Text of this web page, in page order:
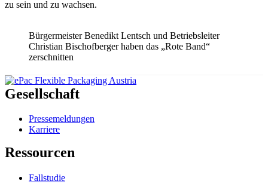
zu sein und zu wachsen.
Bürgermeister Benedikt Lentsch und Betriebsleiter
Christian Bischofberger haben das „Rote Band“
zerschnitten
Gesellschaft
Pressemeldungen
Karriere
Ressourcen
Fallstudie